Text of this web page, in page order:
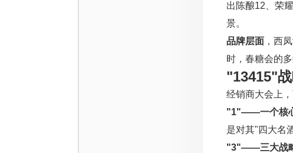
出陈酿12、荣
景。
品牌层面 ，西
时，春糖会的
"13415"
经销商大会上
"1"——一个核
是对其"四大名
"3"——三大战